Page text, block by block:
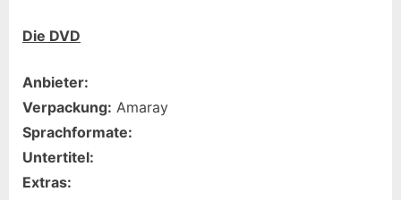
Die DVD
Anbieter:
Verpackung: Amaray
Sprachformate:
Untertitel:
Extras: